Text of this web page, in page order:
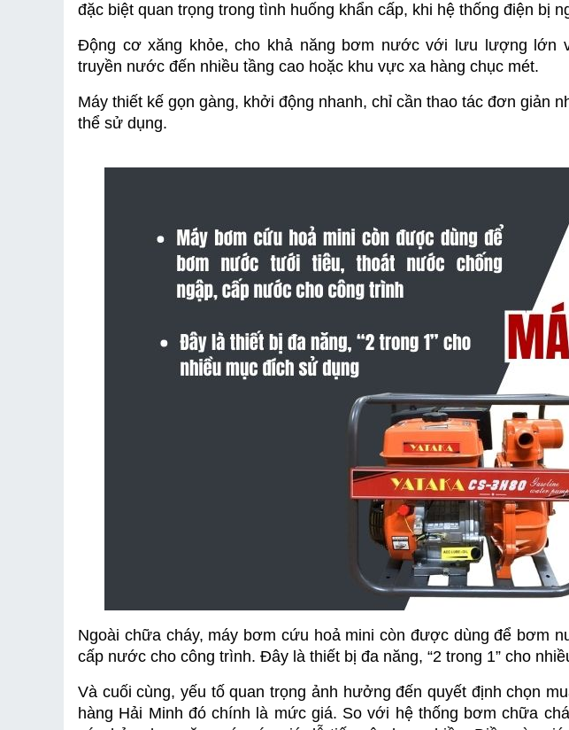
đặc biệt quan trọng trong tình huống khẩn cấp, khi hệ thống điện bị
Động cơ xăng khỏe, cho khả năng bơm nước với lưu lượng lớn
truyền nước đến nhiều tầng cao hoặc khu vực xa hàng chục mét.
Máy thiết kế gọn gàng, khởi động nhanh, chỉ cần thao tác đơn giản
thể sử dụng.
Ngoài chữa cháy, máy bơm cứu hoả mini còn được dùng để bơm
cấp nước cho công trình. Đây là thiết bị đa năng, “2 trong 1” cho
Và cuối cùng, yếu tố quan trọng ảnh hưởng đến quyết định chọn
hàng Hải Minh đó chính là mức giá. So với hệ thống bơm chữa